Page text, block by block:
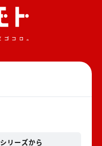
シリーズから